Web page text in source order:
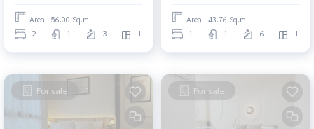
Area : 56.00 Sq.m.
2 1 3 1
Area : 43.76 Sq.m.
1 1 6 1
For sale For sale